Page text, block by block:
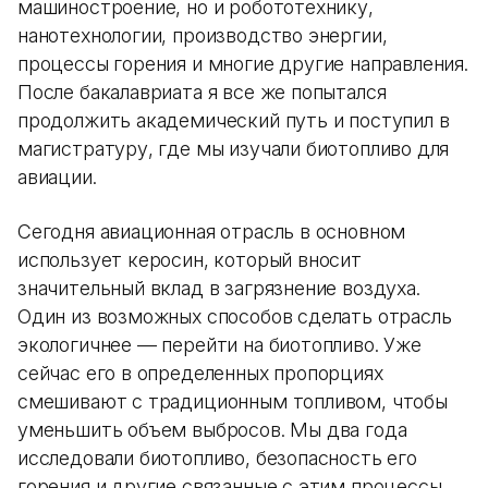
машиностроение, но и робототехнику,
нанотехнологии, производство энергии,
процессы горения и многие другие направления.
После бакалавриата я все же попытался
продолжить академический путь и поступил в
магистратуру, где мы изучали биотопливо для
авиации.
Сегодня авиационная отрасль в основном
использует керосин, который вносит
значительный вклад в загрязнение воздуха.
Один из возможных способов сделать отрасль
экологичнее — перейти на биотопливо. Уже
сейчас его в определенных пропорциях
смешивают с традиционным топливом, чтобы
уменьшить объем выбросов. Мы два года
исследовали биотопливо, безопасность его